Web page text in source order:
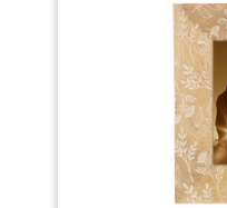
Installation : prêt à être
accroché avec matériel de
montage intégré pour un
affichage facile dans n'importe
quelle pièce Qualité artistique :
chaque pièce présente des
caractéristiques uniques de
montage en rouleau fabriqué à
la main et de texture de papier